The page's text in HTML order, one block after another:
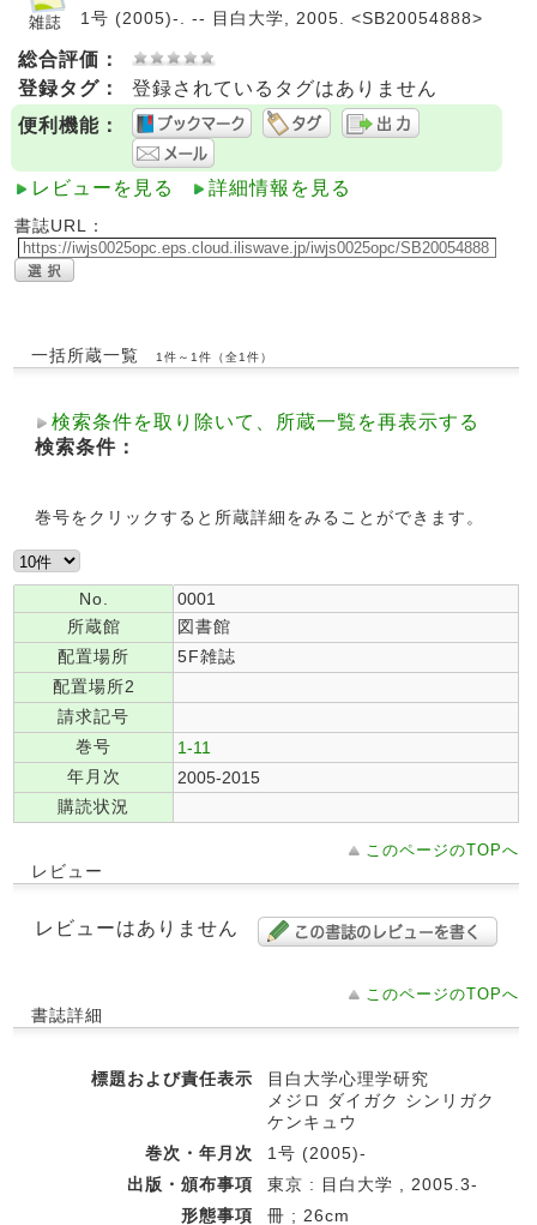
1号 (2005)-. -- 目白大学, 2005. <SB20054888>
総合評価：
登録タグ：
登録されているタグはありません
便利機能：
レビューを見る 詳細情報を見る
書誌URL：
一括所蔵一覧 1件～1件（全1件）
検索条件を取り除いて、所蔵一覧を再表示する
検索条件：
巻号をクリックすると所蔵詳細をみることができます。
No.
0001
所蔵館
図書館
配置場所
5F雑誌
配置場所2
請求記号
巻号
1-11
年月次
2005-2015
購読状況
このページのTOPへ
レビュー
レビューはありません
このページのTOPへ
書誌詳細
標題および責任表示
目白大学心理学研究
メジロ ダイガク シンリガク
ケンキュウ
巻次・年月次
1号 (2005)-
出版・頒布事項
東京 : 目白大学 , 2005.3-
形態事項
冊 ; 26cm